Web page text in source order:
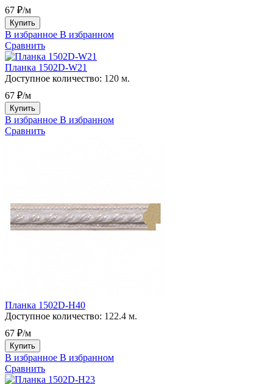
67 ₽/м
Купить
В избранное В избранном
Сравнить
Планка 1502D-W21
Доступное количество: 120 м.
67 ₽/м
Купить
В избранное В избранном
Сравнить
Планка 1502D-H40
Доступное количество: 122.4 м.
67 ₽/м
Купить
В избранное В избранном
Сравнить